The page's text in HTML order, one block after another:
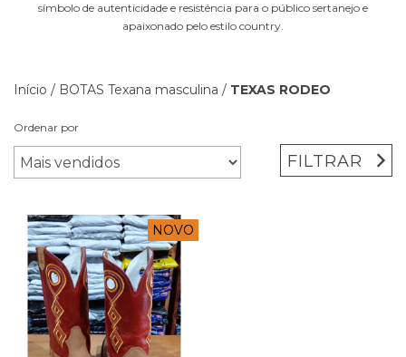
símbolo de autenticidade e resistência para o público sertanejo e
apaixonado pelo estilo country.
Início / BOTAS Texana masculina / TEXAS RODEO
Ordenar por
FILTRAR
NOVO